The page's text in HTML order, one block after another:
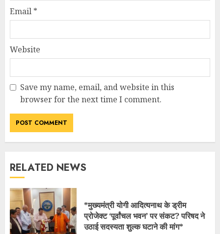
Email *
Website
Save my name, email, and website in this
browser for the next time I comment.
RELATED NEWS
​*मुख्यमंत्री योगी आदित्यनाथ के ड्रीम
प्रोजेक्ट ‘पूर्वांचल भवन’ पर संकट? परिषद ने
उठाई सदस्यता शुल्क घटाने की मांग*